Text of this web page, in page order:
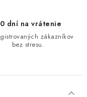
dní na vrátenie
zákazníkov
bez stresu.